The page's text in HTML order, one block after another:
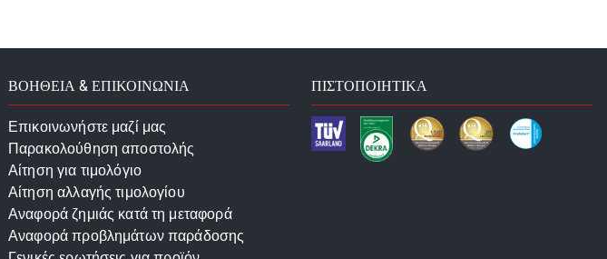
ΒΟΗΘΕΙΑ & ΕΠΙΚΟΙΝΩΝΙΑ
Επικοινωνήστε μαζί μας
Παρακολούθηση αποστολής
Αίτηση για τιμολόγιο
Αίτηση αλλαγής τιμολογίου
Αναφορά ζημιάς κατά τη μεταφορά
Αναφορά προβλημάτων παράδοσης
ΠΙΣΤΟΠΟΙΗΤΙΚΆ